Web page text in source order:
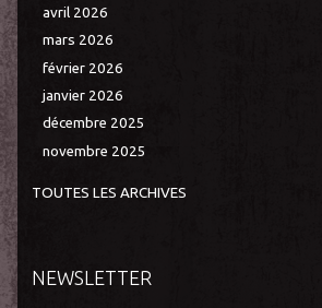
avril 2026
mars 2026
février 2026
janvier 2026
décembre 2025
novembre 2025
TOUTES LES ARCHIVES
NEWSLETTER